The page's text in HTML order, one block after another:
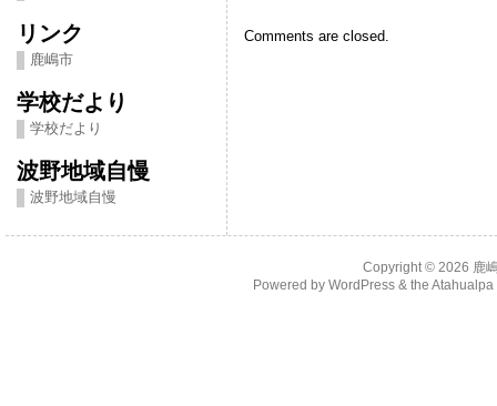
リンク
鹿嶋市
学校だより
学校だより
波野地域自慢
波野地域自慢
Comments are closed.
Copyright © 2026 鹿
Powered by WordPress& the Atahualpa